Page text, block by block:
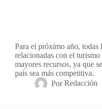
Para el próximo año, todas
relacionadas con el
mayores recursos, ya que
país sea más competitiva.
Por Redacción